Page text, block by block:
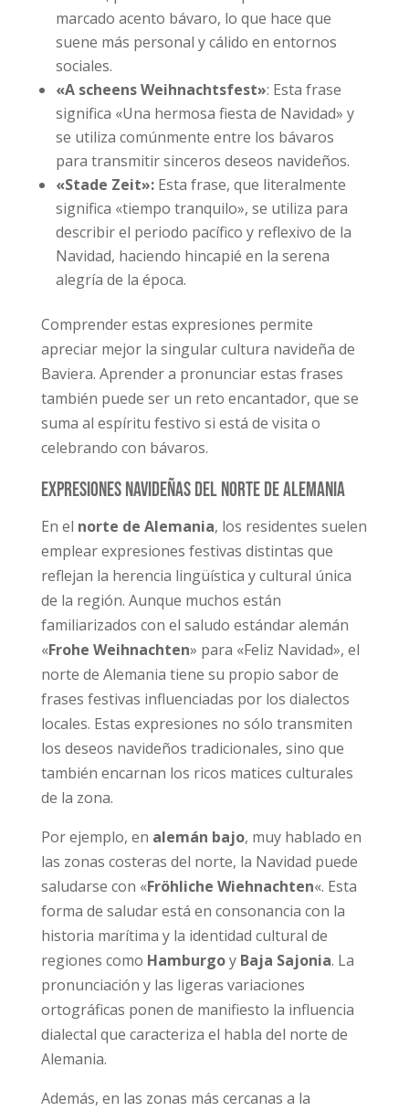
marcado acento bávaro, lo que hace que
suene más personal y cálido en entornos
sociales.
«A scheens Weihnachtsfest»: Esta frase
significa «Una hermosa fiesta de Navidad» y
se utiliza comúnmente entre los bávaros
para transmitir sinceros deseos navideños.
«Stade Zeit»:Esta frase, que literalmente
significa «tiempo tranquilo», se utiliza para
describir el periodo pacífico y reflexivo de la
Navidad, haciendo hincapié en la serena
alegría de la época.
Comprender estas expresiones permite
apreciar mejor la singular cultura navideña de
Baviera. Aprender a pronunciar estas frases
también puede ser un reto encantador, que se
suma al espíritu festivo si está de visita o
celebrando con bávaros.
Expresiones navideñas del norte de Alemania
En el norte de Alemania, los residentes suelen
emplear expresiones festivas distintas que
reflejan la herencia lingüística y cultural única
de la región. Aunque muchos están
familiarizados con el saludo estándar alemán
«Frohe Weihnachten» para «Feliz Navidad», el
norte de Alemania tiene su propio sabor de
frases festivas influenciadas por los dialectos
locales. Estas expresiones no sólo transmiten
los deseos navideños tradicionales, sino que
también encarnan los ricos matices culturales
de la zona.
Por ejemplo, en alemán bajo, muy hablado en
las zonas costeras del norte, la Navidad puede
saludarse con «Fröhliche Wiehnachten«. Esta
forma de saludar está en consonancia con la
historia marítima y la identidad cultural de
regiones como Hamburgoy Baja Sajonia. La
pronunciación y las ligeras variaciones
ortográficas ponen de manifiesto la influencia
dialectal que caracteriza el habla del norte de
Alemania.
Además, en las zonas más cercanas a la